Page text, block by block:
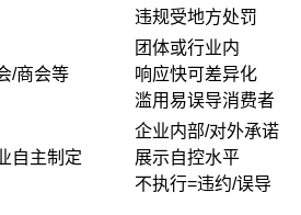
违规受地方处罚
/商会等
团体或行业内
响应快可差异化
滥用易误导消费者
自主制定
企业内部/对外承诺
展示自控水平
不执行=违约/误导